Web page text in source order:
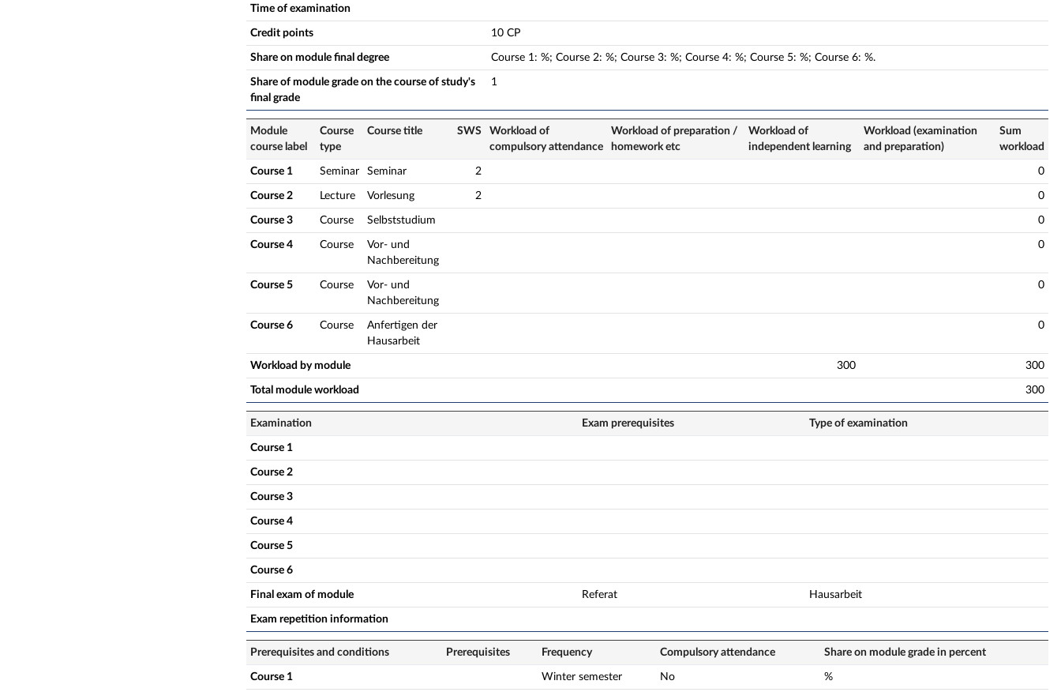
Time of examination
Credit points 10 CP
Share on module final degree Course 1: %; Course 2: %; Course 3: %; Course 4: %; Course 5: %; Course 6: %.
Share of module grade on the course of study's
final grade
1
Module
course label
Course
type
Course title SWS
Workload of
compulsory attendance
Workload of preparation /
homework etc
Workload of
independent learning
Workload (examination
and preparation)
Sum
workload
Course 1 Seminar Seminar 2 0
Course 2 Lecture Vorlesung 2 0
Course 3 Course Selbststudium 0
Course 4 Course
Vor- und
Nachbereitung
0
Course 5 Course
Vor- und
Nachbereitung
0
Course 6 Course
Anfertigen der
Hausarbeit
0
Workload by module 300 300
Total module workload 300
Examination Exam prerequisites Type of examination
Course 1
Course 2
Course 3
Course 4
Course 5
Course 6
Final exam of module Referat Hausarbeit
Exam repetition information
Prerequisites and conditions Prerequisites Frequency Compulsory attendance Share on module grade in percent
Course 1 Winter semester No %